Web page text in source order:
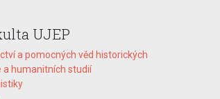
UJEP
a pomocných věd historických
a humanitních studií